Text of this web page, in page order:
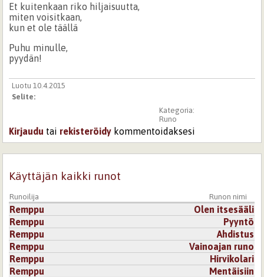
Et kuitenkaan riko hiljaisuutta,
miten voisitkaan,
kun et ole täällä
Puhu minulle,
pyydän!
Luotu 10.4.2015
Selite:
Kategoria:
Runo
Kirjaudu tai rekisteröidy kommentoidaksesi
Käyttäjän kaikki runot
Runoilija Runon nimi
Remppu
Olen itsesääli
Remppu
Pyyntö
Remppu
Ahdistus
Remppu
Vainoajan runo
Remppu
Hirvikolari
Remppu
Mentäisiin